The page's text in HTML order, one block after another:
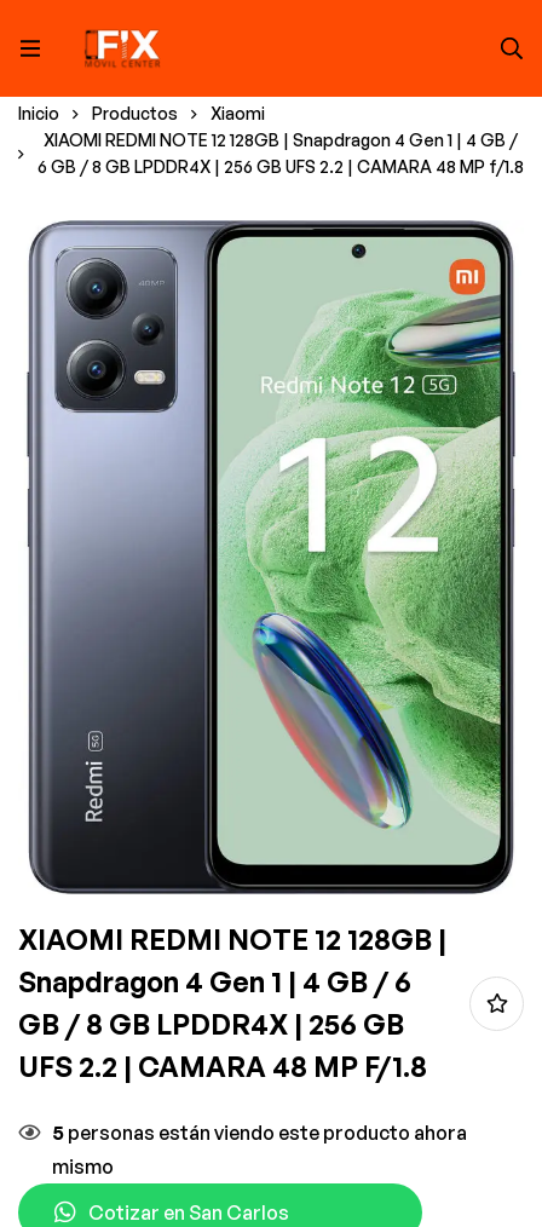
Inicio Productos
Xiaomi
XIAOMI REDMI NOTE 12 128GB | Snapdragon 4 Gen 1 | 4 GB /
6 GB / 8 GB LPDDR4X | 256 GB UFS 2.2 | CAMARA 48 MP f/1.8
XIAOMI REDMI NOTE 12 128GB |
Snapdragon 4 Gen 1 | 4 GB / 6
GB / 8 GB LPDDR4X | 256 GB
UFS 2.2 | CAMARA 48 MP F/1.8
5 personas están viendo este producto ahora
mismo
Cotizar en San Carlos